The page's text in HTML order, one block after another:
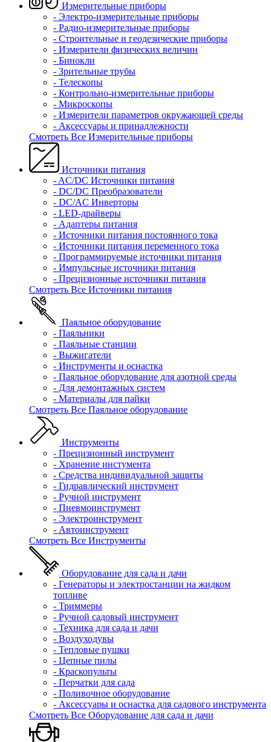
Измерительные приборы
- Электро-измерительные приборы
- Радио-измерительные приборы
- Строительные и геодезические приборы
- Измерители физических величин
- Бинокли
- Зрительные трубы
- Телескопы
- Контрольно-измерительные приборы
- Микроскопы
- Измерители параметров окружающей среды
- Аксессуары и принадлежности
Смотреть Все Измерительные приборы
Источники питания
- AC/DC Источники питания
- DC/DC Преобразователи
- DC/AC Инверторы
- LED-драйверы
- Адаптеры питания
- Источники питания постоянного тока
- Источники питания переменного тока
- Программируемые источники питания
- Импульсные источники питания
- Прецизионные источники питания
Смотреть Все Источники питания
Паяльное оборудование
- Паяльники
- Паяльные станции
- Выжигатели
- Инструменты и оснастка
- Паяльное оборудование для азотной среды
- Для демонтажных систем
- Материалы для пайки
Смотреть Все Паяльное оборудование
Инструменты
- Прецизионный инструмент
- Хранение инстумента
- Средства индивидуальной защиты
- Гидравлический инструмент
- Ручной инструмент
- Пневмоинструмент
- Электроинструмент
- Автоинструмент
Смотреть Все Инструменты
Оборудование для сада и дачи
- Генераторы и электростанции на жидком
топливе
- Триммеры
- Ручной садовый инструмент
- Техника для сада и дачи
- Воздуходувы
- Тепловые пушки
- Цепные пилы
- Краскопульты
- Перчатки для сада
- Поливочное оборудование
- Аксессуары и оснастка для садового инструмента
Смотреть Все Оборудование для сада и дачи